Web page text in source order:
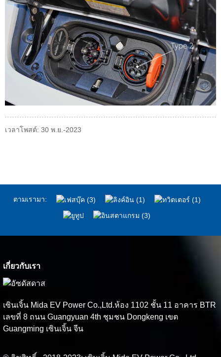
เวลาโพสต์: 30 พ.ย.-2023
ตามเรามา:
เกี่ยวกับเรา
เซินเจิ้น Mida EV Power Co.,Ltd.ห้อง 1102 ชั้น 11 อาคาร BTR
เลขที่ 8 ถนน Guangyuan 4th ชุมชน Dongkeng เขต
Guangming เซินเจิ้น จีน